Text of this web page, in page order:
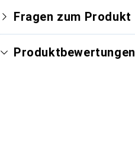
Fragen zum Produkt
Produktbewertungen